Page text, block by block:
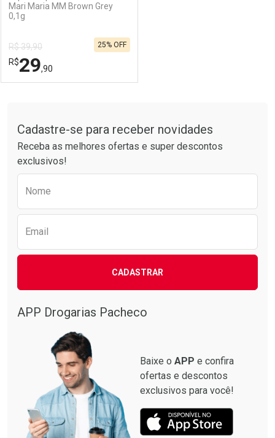
Mari Maria MM Brown Grey
0,1g
R$ 39,90
R$29,90
25% OFF
Laboratório
Comprar sem Desconto
Por Menos
Comprar sem Desconto
Por R$ 29,90/cada
Cadastre-se para receber novidades
Receba as melhores ofertas e super descontos
exclusivos!
Nome
Email
CADASTRAR
APP Drogarias Pacheco
Baixe o APP e confira
ofertas e descontos
exclusivos para você!